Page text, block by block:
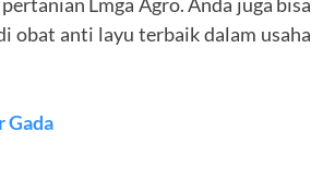
obat anti layu terbaik dalam usaha
Gada